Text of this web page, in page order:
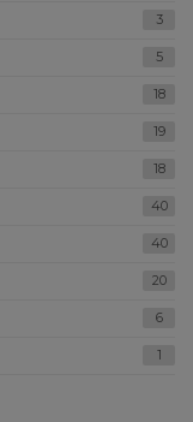
3
5
18
19
18
40
40
20
6
1